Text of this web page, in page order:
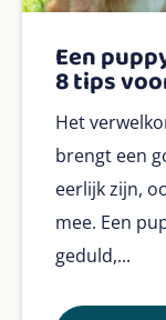
Een
8 tips
Het
brengt een
eerlijk zijn,
mee. Een
geduld,...